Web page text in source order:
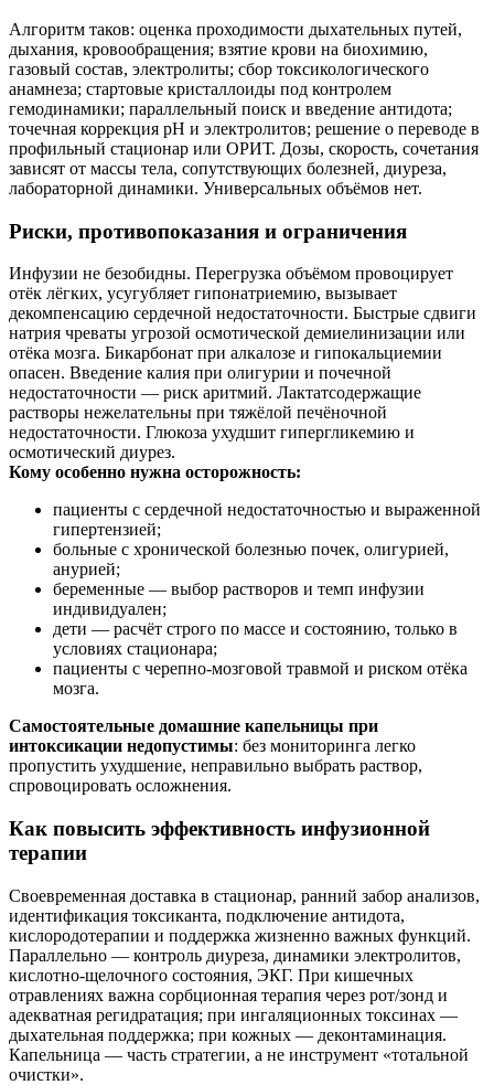
Алгоритм таков: оценка проходимости дыхательных путей,
дыхания, кровообращения; взятие крови на биохимию,
газовый состав, электролиты; сбор токсикологического
анамнеза; стартовые кристаллоиды под контролем
гемодинамики; параллельный поиск и введение антидота;
точечная коррекция pH и электролитов; решение о переводе в
профильный стационар или ОРИТ. Дозы, скорость, сочетания
зависят от массы тела, сопутствующих болезней, диуреза,
лабораторной динамики. Универсальных объёмов нет.
Риски, противопоказания и ограничения
Инфузии не безобидны. Перегрузка объёмом провоцирует
отёк лёгких, усугубляет гипонатриемию, вызывает
декомпенсацию сердечной недостаточности. Быстрые сдвиги
натрия чреваты угрозой осмотической демиелинизации или
отёка мозга. Бикарбонат при алкалозе и гипокальциемии
опасен. Введение калия при олигурии и почечной
недостаточности — риск аритмий. Лактатсодержащие
растворы нежелательны при тяжёлой печёночной
недостаточности. Глюкоза ухудшит гипергликемию и
осмотический диурез.
Кому особенно нужна осторожность:
пациенты с сердечной недостаточностью и выраженной
гипертензией;
больные с хронической болезнью почек, олигурией,
анурией;
беременные — выбор растворов и темп инфузии
индивидуален;
дети — расчёт строго по массе и состоянию, только в
условиях стационара;
пациенты с черепно‑мозговой травмой и риском отёка
мозга.
Самостоятельные домашние капельницы при
интоксикации недопустимы: без мониторинга легко
пропустить ухудшение, неправильно выбрать раствор,
спровоцировать осложнения.
Как повысить эффективность инфузионной
терапии
Своевременная доставка в стационар, ранний забор анализов,
идентификация токсиканта, подключение антидота,
кислородотерапии и поддержка жизненно важных функций.
Параллельно — контроль диуреза, динамики электролитов,
кислотно‑щелочного состояния, ЭКГ. При кишечных
отравлениях важна сорбционная терапия через рот/зонд и
адекватная регидратация; при ингаляционных токсинах —
дыхательная поддержка; при кожных — деконтаминация.
Капельница — часть стратегии, а не инструмент «тотальной
очистки».